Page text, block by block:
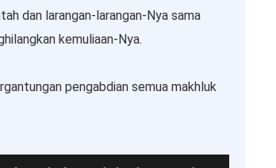
dan larangan-larangan-Nya sama
kemuliaan-Nya.
pengabdian semua makhluk